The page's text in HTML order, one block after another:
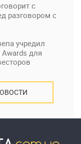
с
разговором с
учредил
для